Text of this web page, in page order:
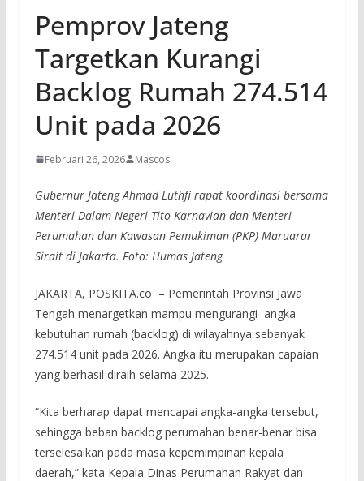
Pemprov Jateng
Targetkan Kurangi
Backlog Rumah 274.514
Unit pada 2026
Februari 26, 2026 Mascos
Gubernur Jateng Ahmad Luthfi rapat koordinasi bersama
Menteri Dalam Negeri Tito Karnavian dan Menteri
Perumahan dan Kawasan Pemukiman (PKP) Maruarar
Sirait di Jakarta. Foto: Humas Jateng
JAKARTA, POSKITA.co – Pemerintah Provinsi Jawa
Tengah menargetkan mampu mengurangi angka
kebutuhan rumah (backlog) di wilayahnya sebanyak
274.514 unit pada 2026. Angka itu merupakan capaian
yang berhasil diraih selama 2025.
“Kita berharap dapat mencapai angka-angka tersebut,
sehingga beban backlog perumahan benar-benar bisa
terselesaikan pada masa kepemimpinan kepala
daerah,” kata Kepala Dinas Perumahan Rakyat dan